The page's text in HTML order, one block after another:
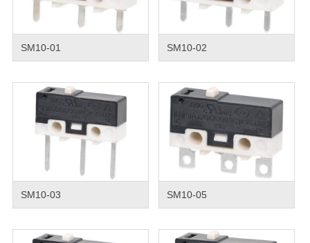
SM10-01 SM10-02
SM10-03 SM10-05